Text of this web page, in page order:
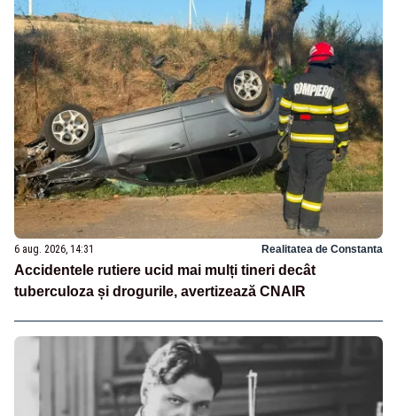
6 aug. 2026, 14:31 Realitatea de Constanta
Accidentele rutiere ucid mai mulți tineri decât
tuberculoza și drogurile, avertizează CNAIR